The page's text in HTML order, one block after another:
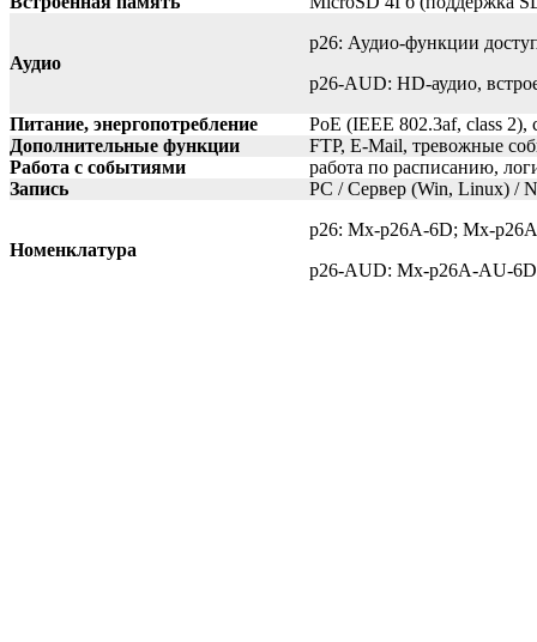
Аудио
p26: Аудио-функции
p26-AUD: HD-аудио,
Питание, энергопотребление
PoE (IEEE 802.3af, class 2),
Дополнительные функции
FTP, E-Mail, тревожные
Работа с событиями
работа по расписанию,
Запись
PC / Сервер (Win, Linux) /
Номенклатура
p26: Mx-p26A-6D; Mx-
p26-AUD: Mx-p26A-AU-